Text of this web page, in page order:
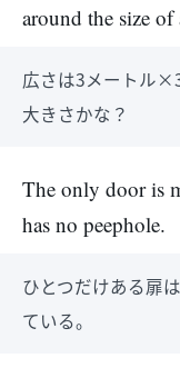
around the size
広さは3メートル
大きさかな？
The only door is
has no peephole.
ひとつだけある扉
ている。